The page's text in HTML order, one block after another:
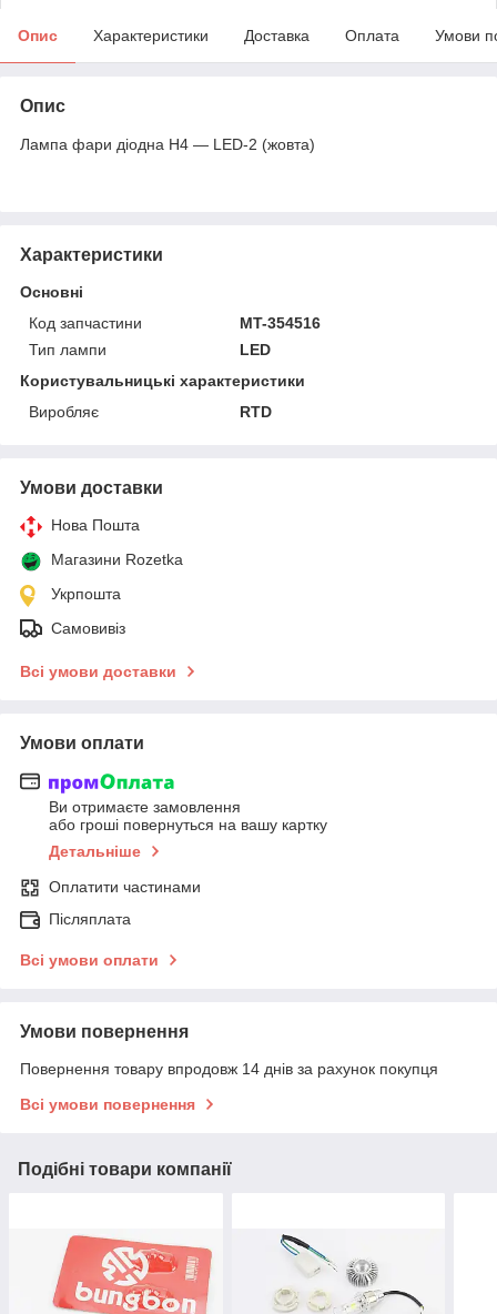
Опис Характеристики Доставка Оплата Умови
Опис
Лампа фари діодна H4 — LED-2 (жовта)
Характеристики
Основні
Код запчастини
MT-354516
Тип лампи
LED
Користувальницькі характеристики
Виробляє
RTD
Умови доставки
Нова Пошта
Магазини Rozetka
Укрпошта
Самовивіз
Всі умови доставки
Умови оплати
Ви отримаєте замовлення
або гроші повернуться на вашу картку
Детальніше
Оплатити частинами
Післяплата
Всі умови оплати
Умови повернення
Повернення товару впродовж 14 днів за рахунок покупця
Всі умови повернення
Подібні товари компанії